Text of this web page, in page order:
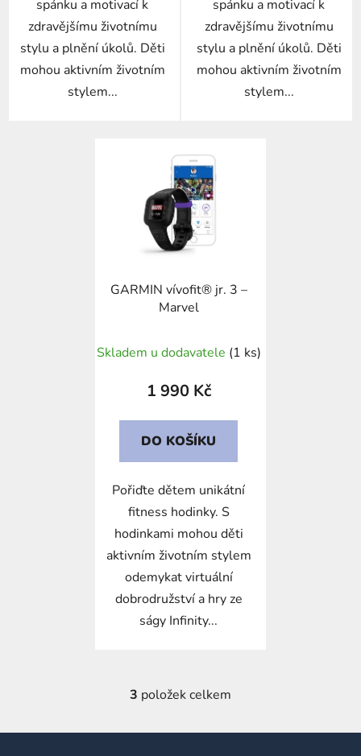
spánku a motivací k
zdravějšímu životnímu
stylu a plnění úkolů. Děti
mohou aktivním životním
stylem...
spánku a motivací k
zdravějšímu životnímu
stylu a plnění úkolů. Děti
mohou aktivním životním
stylem...
GARMIN vívofit® jr. 3 –
Marvel
Skladem u dodavatele (1 ks)
1 990 Kč
DO KOŠÍKU
Pořiďte dětem unikátní
fitness hodinky. S
hodinkami mohou děti
aktivním životním stylem
odemykat virtuální
dobrodružství a hry ze
ságy Infinity...
O
l
3 položek celkem